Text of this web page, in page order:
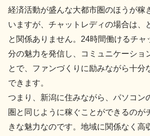
経済活動が盛んな大都市圏のほうが稼
いますが、チャットレディの場合は、
と関係ありません。24時間働けるチャ
分の魅力を発信し、コミュニケーショ
とで、ファンづくりに励みながら十分
できます。
つまり、新潟に住みながら、パソコン
圏と同じように稼ぐことができるのが
きな魅力なのです。地域に関係なく高